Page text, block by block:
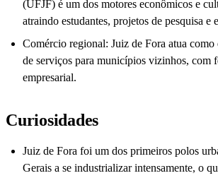
(UFJF) é um dos motores econômicos e
atraindo estudantes, projetos de pesquisa e
Comércio regional: Juiz de Fora atua como
de serviços para municípios vizinhos, com
empresarial.
Curiosidades
Juiz de Fora foi um dos primeiros polos
Gerais a se industrializar intensamente, o